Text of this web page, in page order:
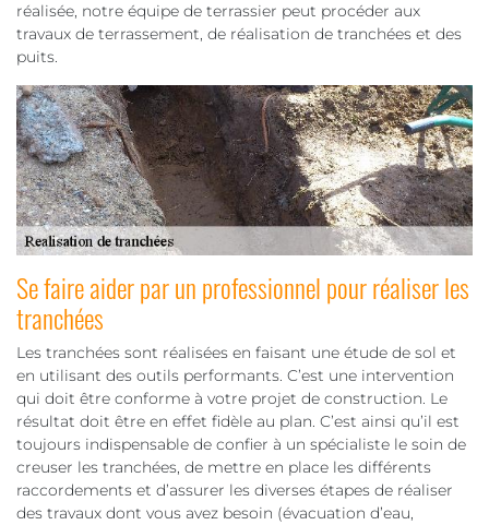
réalisée, notre équipe de terrassier peut procéder aux
travaux de terrassement, de réalisation de tranchées et des
puits.
Se faire aider par un professionnel pour réaliser les
tranchées
Les tranchées sont réalisées en faisant une étude de sol et
en utilisant des outils performants. C’est une intervention
qui doit être conforme à votre projet de construction. Le
résultat doit être en effet fidèle au plan. C’est ainsi qu’il est
toujours indispensable de confier à un spécialiste le soin de
creuser les tranchées, de mettre en place les différents
raccordements et d’assurer les diverses étapes de réaliser
des travaux dont vous avez besoin (évacuation d’eau,